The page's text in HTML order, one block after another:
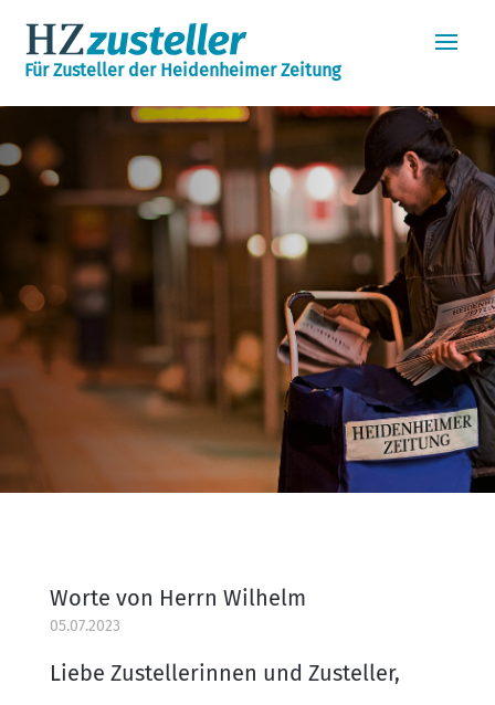
Für Zusteller der Heidenheimer Zeitung
Worte von Herrn Wilhelm
05.07.2023
Liebe Zustellerinnen und Zusteller,